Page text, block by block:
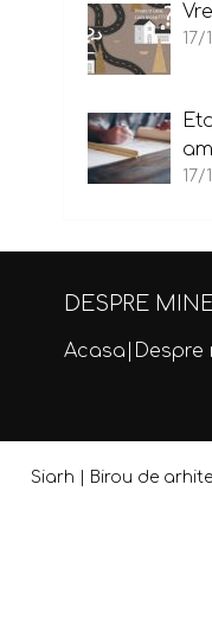
17/
17/
DESPRE
Acasa Despre
Siarh | Birou de